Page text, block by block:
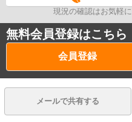
現況の確認はお気軽
無料会員登録はこちら
会員登録
メールで共有する